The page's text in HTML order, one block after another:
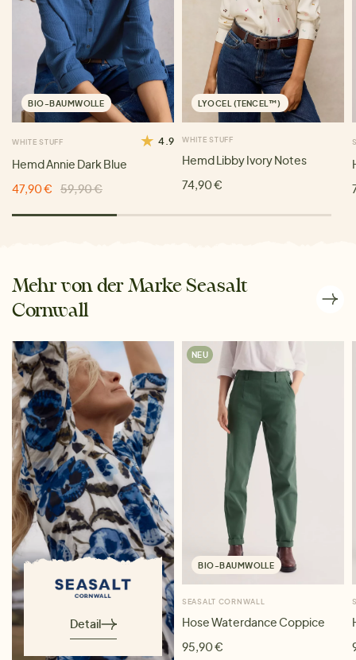
BIO-BAUMWOLLE
WHITE STUFF 4.9
Hemd Annie Dark Blue
47,90 €
59,90 €
LYOCEL (TENCEL™)
WHITE STUFF
Hemd Libby Ivory Notes
74,90 €
Mehr von der Marke Seasalt
Cornwall
Detail
NEU
BIO-BAUMWOLLE
SEASALT CORNWALL
Hose Waterdance Coppice
95,90 €